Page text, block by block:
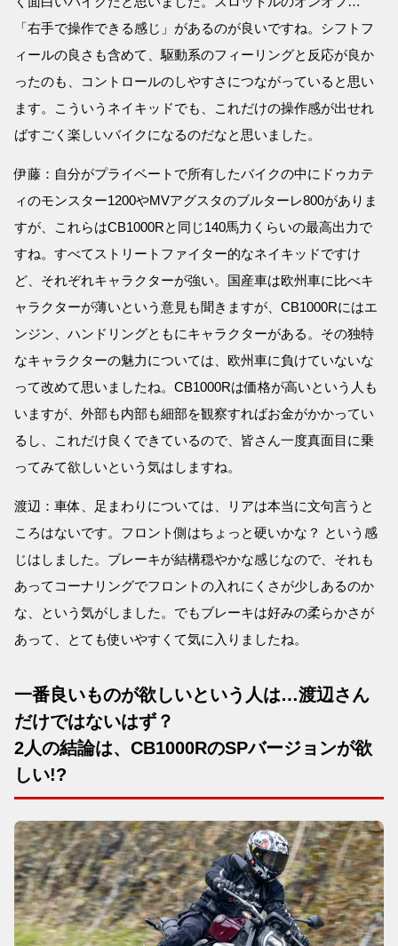
「右手で操作できる感じ」があるのが良いですね。シフトフ
ィールの良さも含めて、駆動系のフィーリングと反応が良か
ったのも、コントロールのしやすさにつながっていると思い
ます。こういうネイキッドでも、これだけの操作感が出せれ
ばすごく楽しいバイクになるのだなと思いました。
伊藤：自分がプライベートで所有したバイクの中にドゥカテ
ィのモンスター1200やMVアグスタのブルターレ800がありま
すが、これらはCB1000Rと同じ140馬力くらいの最高出力で
すね。すべてストリートファイター的なネイキッドですけ
ど、それぞれキャラクターが強い。国産車は欧州車に比べキ
ャラクターが薄いという意見も聞きますが、CB1000Rにはエ
ンジン、ハンドリングともにキャラクターがある。その独特
なキャラクターの魅力については、欧州車に負けていないな
って改めて思いましたね。CB1000Rは価格が高いという人も
いますが、外部も内部も細部を観察すればお金がかかってい
るし、これだけ良くできているので、皆さん一度真面目に乗
ってみて欲しいという気はしますね。
渡辺：車体、足まわりについては、リアは本当に文句言うと
ころはないです。フロント側はちょっと硬いかな？ という感
じはしました。ブレーキが結構穏やかな感じなので、それも
あってコーナリングでフロントの入れにくさが少しあるのか
な、という気がしました。でもブレーキは好みの柔らかさが
あって、とても使いやすくて気に入りましたね。
一番良いものが欲しいという人は…渡辺さん
だけではないはず？
2人の結論は、CB1000RのSPバージョンが欲
しい!?